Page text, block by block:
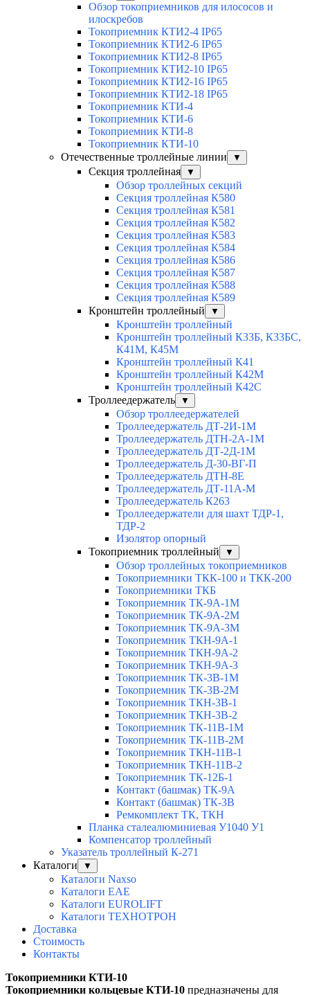
Обзор токоприемников для илососов и
илоскребов
Токоприемник КТИ2-4 IP65
Токоприемник КТИ2-6 IP65
Токоприемник КТИ2-8 IP65
Токоприемник КТИ2-10 IP65
Токоприемник КТИ2-16 IP65
Токоприемник КТИ2-18 IP65
Токоприемник КТИ-4
Токоприемник КТИ-6
Токоприемник КТИ-8
Токоприемник КТИ-10
Отечественные троллейные линии
▼
Секция троллейная ▼
Обзор троллейных секций
Секция троллейная К580
Секция троллейная К581
Секция троллейная К582
Секция троллейная К583
Секция троллейная К584
Секция троллейная К586
Секция троллейная К587
Секция троллейная К588
Секция троллейная К589
Кронштейн троллейный
▼
Кронштейн троллейный
Кронштейн троллейный К33Б, К33БС,
К41М, К45М
Кронштейн троллейный К41
Кронштейн троллейный К42М
Кронштейн троллейный К42С
Троллеедержатель
▼
Обзор троллеедержателей
Троллеедержатель ДТ-2И-1М
Троллеедержатель ДТН-2А-1М
Троллеедержатель ДТ-2Д-1М
Троллеедержатель Д-30-ВГ-П
Троллеедержатель ДТН-8Е
Троллеедержатель ДТ-11А-М
Троллеедержатель К263
Троллеедержатели для шахт ТДР-1,
ТДР-2
Изолятор опорный
Токоприемник троллейный
▼
Обзор троллейных токоприемников
Токоприемники ТКК-100 и ТКК-200
Токоприемники ТКБ
Токоприемник ТК-9А-1М
Токоприемник ТК-9А-2М
Токоприемник ТК-9А-3М
Токоприемник ТКН-9А-1
Токоприемник ТКН-9А-2
Токоприемник ТКН-9А-3
Токоприемник ТК-3В-1М
Токоприемник ТК-3В-2М
Токоприемник ТКН-3В-1
Токоприемник ТКН-3В-2
Токоприемник ТК-11В-1М
Токоприемник ТК-11В-2М
Токоприемник ТКН-11В-1
Токоприемник ТКН-11В-2
Токоприемник ТК-12Б-1
Контакт (башмак) ТК-9А
Контакт (башмак) ТК-3В
Ремкомплект ТК, ТКН
Планка сталеалюминиевая У1040 У1
Компенсатор троллейный
Указатель троллейный К-271
Каталоги
▼
Каталоги Naxso
Каталоги EAE
Каталоги EUROLIFT
Каталоги ТЕХНОТРОН
Доставка
Стоимость
Контакты
Токоприемники КТИ-10
Токоприемники кольцевые КТИ-10 предназначены для